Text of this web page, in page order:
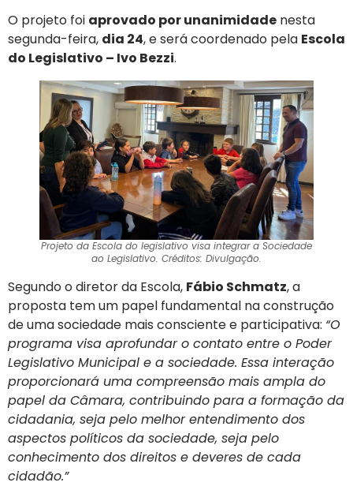
O projeto foi aprovado por unanimidade nesta
segunda-feira, dia 24, e será coordenado pela Escola
do Legislativo – Ivo Bezzi.
Projeto da Escola do legislativo visa integrar a Sociedade
ao Legislativo. Créditos: Divulgação.
Segundo o diretor da Escola, Fábio Schmatz, a
proposta tem um papel fundamental na construção
de uma sociedade mais consciente e participativa: “O
programa visa aprofundar o contato entre o Poder
Legislativo Municipal e a sociedade. Essa interação
proporcionará uma compreensão mais ampla do
papel da Câmara, contribuindo para a formação da
cidadania, seja pelo melhor entendimento dos
aspectos políticos da sociedade, seja pelo
conhecimento dos direitos e deveres de cada
cidadão.”